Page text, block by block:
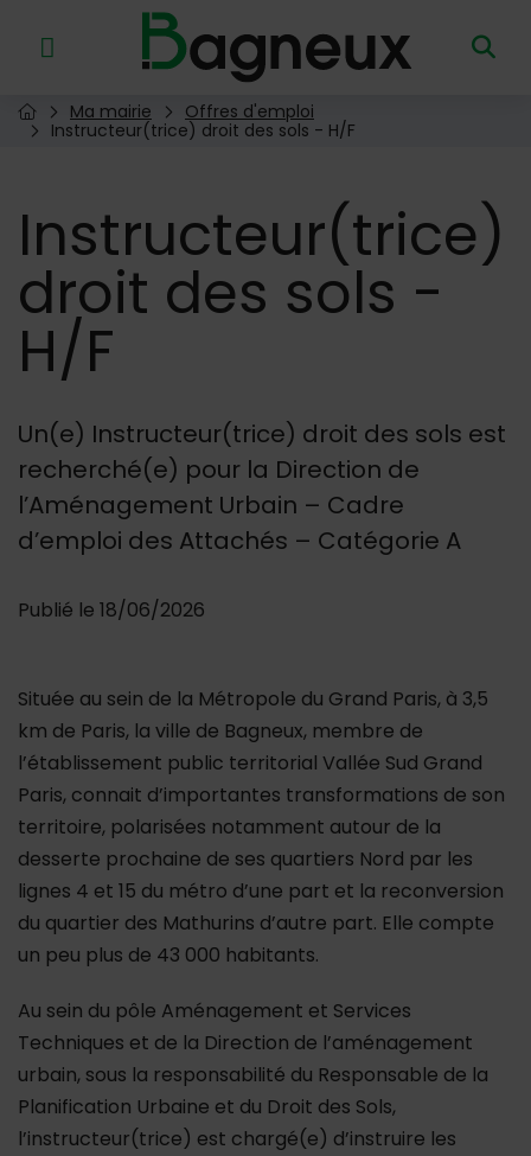
Menu de raccourcis
Retour à l'accueil
Page d'accueil du site
Ma mairie
Offres d'emploi
Instructeur(trice) droit des sols - H/F
Instructeur(trice)
droit des sols -
H/F
Un(e) Instructeur(trice) droit des sols est
recherché(e) pour la Direction de
l’Aménagement Urbain – Cadre
d’emploi des Attachés – Catégorie A
Publié le 18/06/2026
Située au sein de la Métropole du Grand Paris, à 3,5
km de Paris, la ville de Bagneux, membre de
l’établissement public territorial Vallée Sud Grand
Paris, connait d’importantes transformations de son
territoire, polarisées notamment autour de la
desserte prochaine de ses quartiers Nord par les
lignes 4 et 15 du métro d’une part et la reconversion
du quartier des Mathurins d’autre part. Elle compte
un peu plus de 43 000 habitants.
Au sein du pôle Aménagement et Services
Techniques et de la Direction de l’aménagement
urbain, sous la responsabilité du Responsable de la
Planification Urbaine et du Droit des Sols,
l’instructeur(trice) est chargé(e) d’instruire les